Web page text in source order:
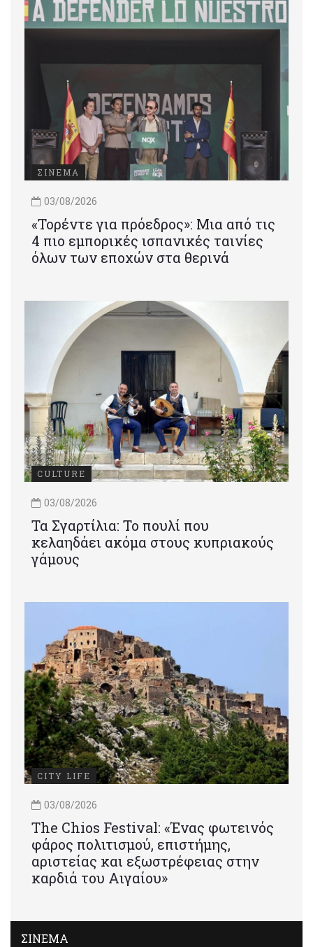
ΣΙΝΕΜΑ
03/08/2026
«Τορέντε για πρόεδρος»: Mια από τις
4 πιο εμπορικές ισπανικές ταινίες
όλων των εποχών στα θερινά
CULTURE
03/08/2026
Τα Σγαρτίλια: Το πουλί που
κελαηδάει ακόμα στους κυπριακούς
γάμους
CITY LIFE
03/08/2026
Τhe Chios Festival: «Ένας φωτεινός
φάρος πολιτισμού, επιστήμης,
αριστείας και εξωστρέφειας στην
καρδιά του Αιγαίου»
ΣΙΝΕΜΑ